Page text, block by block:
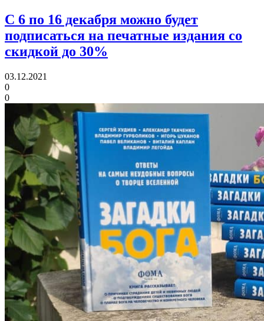
С 6 по 16 декабря можно будет
подписаться на печатные издания со
скидкой до 30%
03.12.2021
0
0